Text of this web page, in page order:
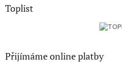
Toplist
Přijímáme online platby